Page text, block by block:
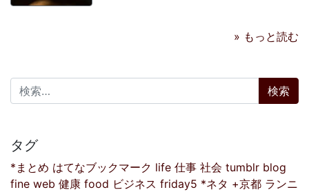
» もっと読む
検索:
タグ
*まとめ はてなブックマーク life 仕事 社会 tumblr blog
fine web 健康 food ビジネス friday5 *ネタ +京都 ランニ